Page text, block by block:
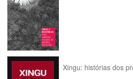
Xingu: histórias dos